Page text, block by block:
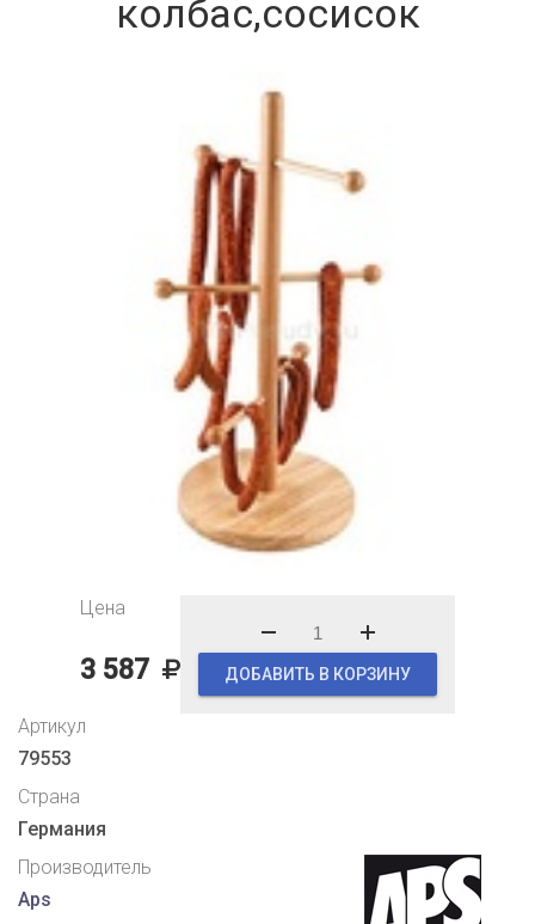
колбас,сосисок
Цена
3 587 ДОБАВИТЬ В КОРЗИНУ
Артикул
79553
Страна
Германия
Производитель
Aps